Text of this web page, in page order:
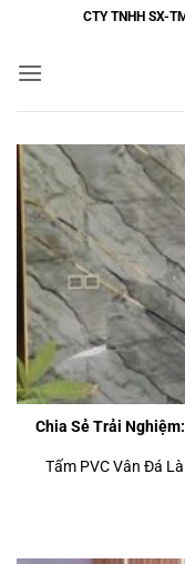
nội
CTY TNHH SX-
Chia Sẻ Trải
Tấm PVC Vân Đá